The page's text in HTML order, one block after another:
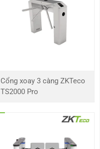
Cổng xoay 3 càng ZKTeco
TS2000 Pro